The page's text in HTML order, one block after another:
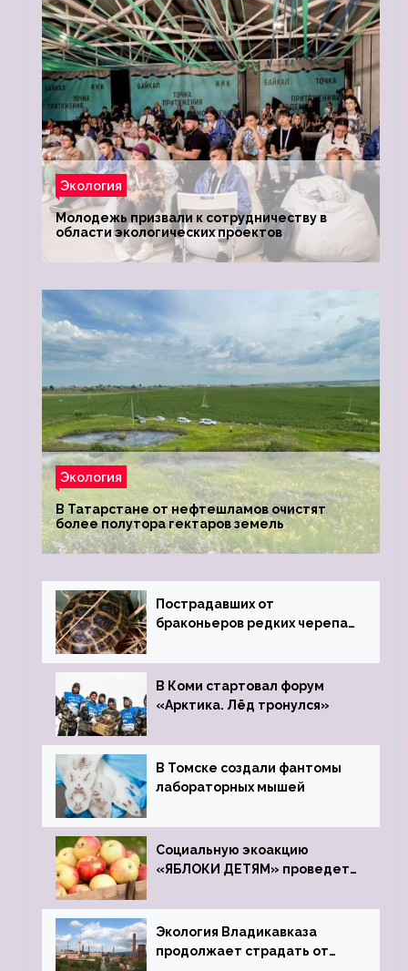
Экология
Молодежь призвали к сотрудничеству в
области экологических проектов
Экология
В Татарстане от нефтешламов очистят
более полутора гектаров земель
Пострадавших от
браконьеров редких черепах
зоопарк
В Коми стартовал форум
«Арктика. Лёд тронулся»
В Томске создали фантомы
лабораторных мышей
Социальную экоакцию
«ЯБЛОКИ ДЕТЯМ» проведет
Экология Владикавказа
продолжает страдать от